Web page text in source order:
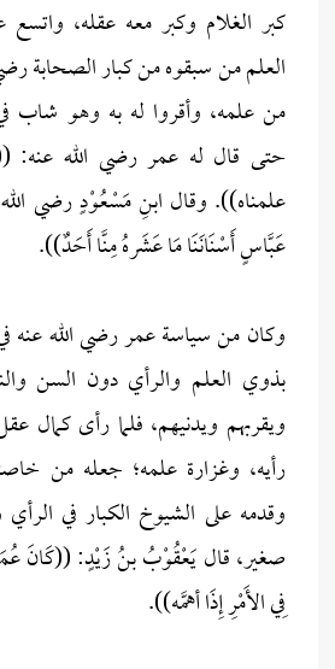
كبر الغلام وكبر معه عقله،
العلم من سبقوه من كبار الصحابة
من علمه، وأقروا له به وهو شاب
حتى قال له عمر رضي الله عنه:
علمناه)). وقال ابنِ مَسْعُوْدٍ رضي
عَبَّاسٍ أَسْنَانَنَا مَا عَشَرهُ مِنَّا أَحَدٌ)).
وكان من سياسة عمر رضي الله عنه في
بذوي العلم والرأي دون السن
ويقربهم ويدنيهم، فلما رأى كمال
رأيه، وغزارة علمه؛ جعله من
وقدمه على الشيوخ الكبار في
صغير، قال يَعْقُوْبُ بنُ زَيْدٍ: ((كَانَ
فِي الأَمْرِ إِذَا أهمَّه)).